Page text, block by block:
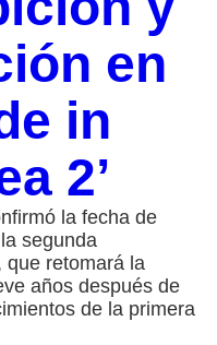
en
in
2’
la fecha de
segunda
que retomará la
años después de
de la primera